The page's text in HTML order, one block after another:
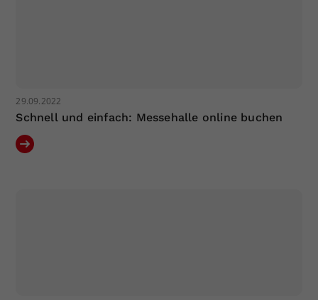
29.09.2022
Schnell und einfach: Messehalle online buchen